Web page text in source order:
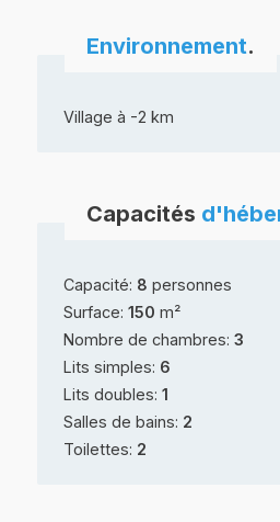
Environnement.
Village à -2 km
Capacités
Capacité: 8 personnes
Surface:150 m²
Nombre de chambres:3
Lits simples: 6
Lits doubles:1
Salles de bains: 2
Toilettes: 2